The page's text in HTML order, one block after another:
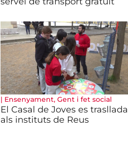
| Ensenyament, Gent i fet social
El Casal de Joves es trasllada
als instituts de Reus